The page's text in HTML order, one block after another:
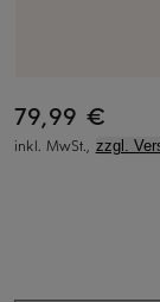
79,99 €
inkl. MwSt., zzgl.